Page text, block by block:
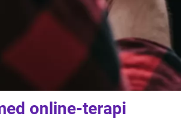
online-terapi